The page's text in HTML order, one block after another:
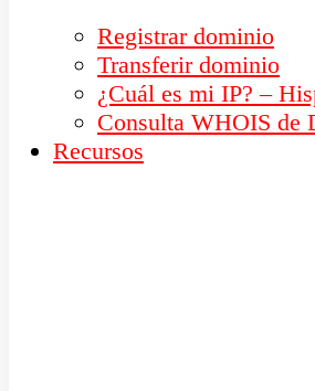
Registrar dominio
Transferir dominio
¿Cuál es mi IP? –
Consulta WHOIS de
Recursos